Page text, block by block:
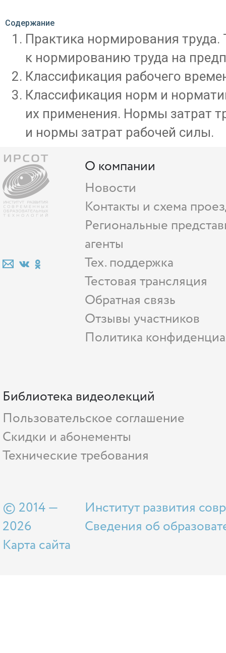
Содержание
Практика нормирования труда.
к нормированию труда на
Классификация рабочего
Классификация норм и
их применения. Нормы затрат
и нормы затрат рабочей силы.
О компании
Новости
Контакты и схема
Региональные
агенты
Тех. поддержка
Тестовая трансляция
Обратная связь
Отзывы участников
Политика
Библиотека видеолекций
Пользовательское соглашение
Скидки и абонементы
Технические требования
© 2014 —
2026
Карта сайта
Институт развития
Сведения об